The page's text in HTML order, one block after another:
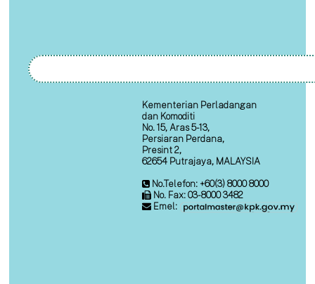
Kementerian Perladangan
dan Komoditi
No. 15, Aras 5-13,
Persiaran Perdana,
Presint 2,
62654 Putrajaya, MALAYSIA
No.Telefon: +60(3) 8000 8000
No. Fax: 03-8000 3482
Emel: